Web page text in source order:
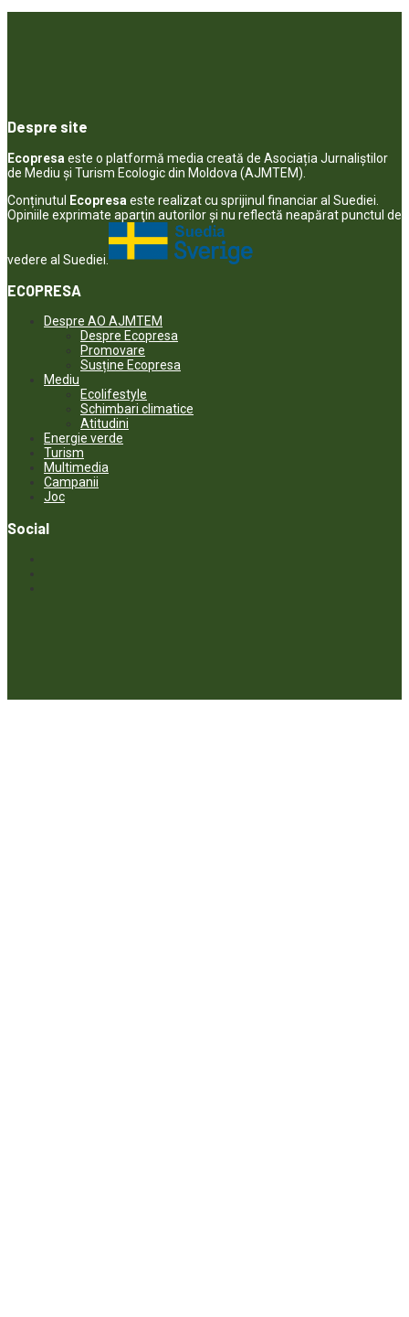
Despre site
Ecopresa este o platformă media creată de Asociația Jurnaliștilor
de Mediu și Turism Ecologic din Moldova (AJMTEM).
Conținutul Ecopresa este realizat cu sprijinul financiar al Suediei.
Opiniile exprimate aparţin autorilor şi nu reflectă neapărat punctul de
vedere al Suediei.
ECOPRESA
Despre AO AJMTEM
Despre Ecopresa
Promovare
Susține Ecopresa
Mediu
Ecolifestyle
Schimbari climatice
Atitudini
Energie verde
Turism
Multimedia
Campanii
Joc
Social